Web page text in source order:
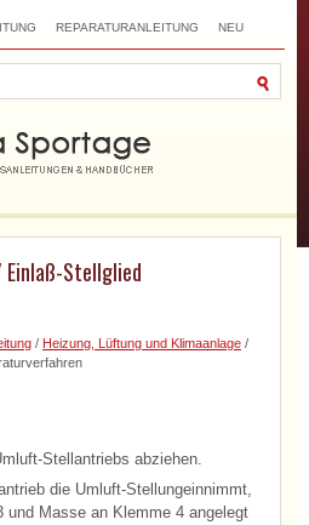
REPARATURANLEITUNG NEU
Einlaß-Stellglied
/ Heizung, Lüftung und Klimaanlage /
Stellantriebs abziehen.
die Umluft-Stellungeinnimmt,
und Masse an Klemme 4 angelegt